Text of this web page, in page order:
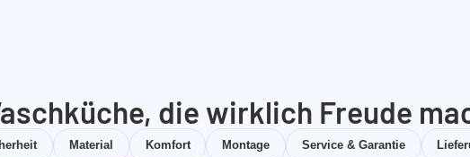
die wirklich Freude
Material Komfort Montage Service & Garantie